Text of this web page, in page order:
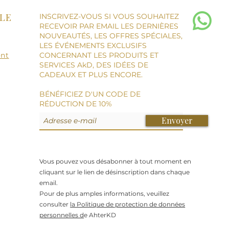
Vous pouvez vous désabonner à tout moment en
cliquant sur le lien de désinscription dans chaque
email.
Pour de plus amples informations, veuillez
consulter la Politique de protection de données
personnelles de AhterKD
INSCRIVEZ-VOUS SI VOUS SOUHAITEZ
RECEVOIR PAR EMAIL LES DERNIÈRES
NOUVEAUTÉS, LES OFFRES SPÉCIALES,
LES ÉVÉNEMENTS EXCLUSIFS
CONCERNANT LES PRODUITS ET
SERVICES AkD, DES IDÉES DE
CADEAUX ET PLUS ENCORE.
BÉNÉFICIEZ D'UN CODE DE
RÉDUCTION DE 10%
Envoyer